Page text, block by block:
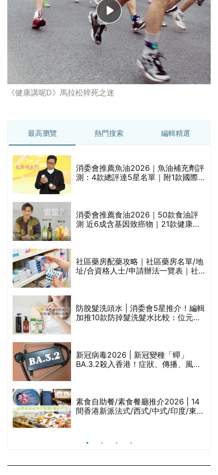
《健康講呢D》馬拉松猝死之迷
最高瀏覽 熱門搜索 編輯精選
消委會推薦魚油2026｜魚油補充劑評
測：4款總評達5星名單｜附1款國際
消委會推薦食油2026｜50款食油評
測 近6成含基因致癌物｜21款健康煮
社區藥房配藥攻略｜社區藥房名單/地
址/合資格人士/申請辦法一覽表｜社
防脫髮洗頭水 | 消委會5星推介！編輯
加推10款防掉髮洗髮水比較：位元
新冠病毒2026 | 新冠變種「蟬」
BA.3.2殺入香港！症狀、傳播、風險
素食自助餐/素食餐廳推介2026 | 14
間香港新派法式/西式/中式/印度/東南